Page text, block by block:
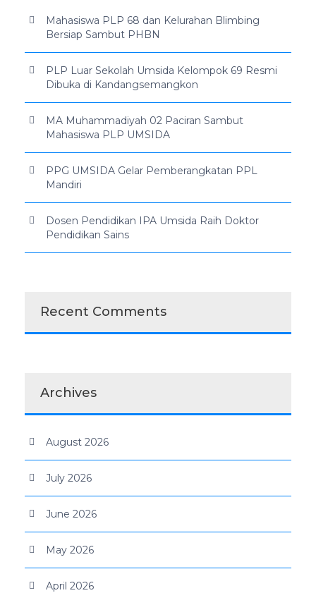
Mahasiswa PLP 68 dan Kelurahan Blimbing
Bersiap Sambut PHBN
PLP Luar Sekolah Umsida Kelompok 69 Resmi
Dibuka di Kandangsemangkon
MA Muhammadiyah 02 Paciran Sambut
Mahasiswa PLP UMSIDA
PPG UMSIDA Gelar Pemberangkatan PPL
Mandiri
Dosen Pendidikan IPA Umsida Raih Doktor
Pendidikan Sains
Recent Comments
Archives
August 2026
July 2026
June 2026
May 2026
April 2026